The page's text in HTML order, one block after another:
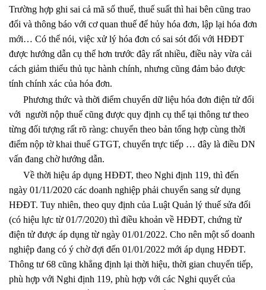
Trường hợp ghi sai cả mã số thuế, thuế suất thì hai bên cũng trao
đổi và thông báo với cơ quan thuế để hủy hóa đơn, lập lại hóa đơn
mới… Có thể nói, việc xử lý hóa đơn có sai sót đối với HĐĐT
được hướng dẫn cụ thể hơn trước đây rất nhiều, điều này vừa cải
cách giảm thiểu thủ tục hành chính, nhưng cũng đảm bảo được
tính chính xác của hóa đơn.
Phương thức và thời điểm chuyển dữ liệu hóa đơn điện tử đối
với người nộp thuế cũng được quy định cụ thể tại thông tư theo
từng đối tượng rất rõ ràng: chuyển theo bản tổng hợp cùng thời
điểm nộp tờ khai thuế GTGT, chuyển trực tiếp … đây là điều DN
vấn đang chờ hướng dẫn.
Về thời hiệu áp dụng HĐĐT, theo Nghi định 119, thì đến
ngày 01/11/2020 các doanh nghiệp phải chuyển sang sử dụng
HĐĐT. Tuy nhiên, theo quy định của Luật Quản lý thuế sửa đổi
(có hiệu lực từ 01/7/2020) thì điều khoản về HĐĐT, chứng từ
điện tử được áp dụng từ ngày 01/01/2022. Cho nên một số doanh
nghiệp đang có ý chờ đợi đến 01/01/2022 mới áp dụng HĐĐT.
Thông tư 68 cũng khẳng định lại thời hiệu, thời gian chuyển tiếp,
phù hợp với Nghi định 119, phù hợp với các Nghi quyết của